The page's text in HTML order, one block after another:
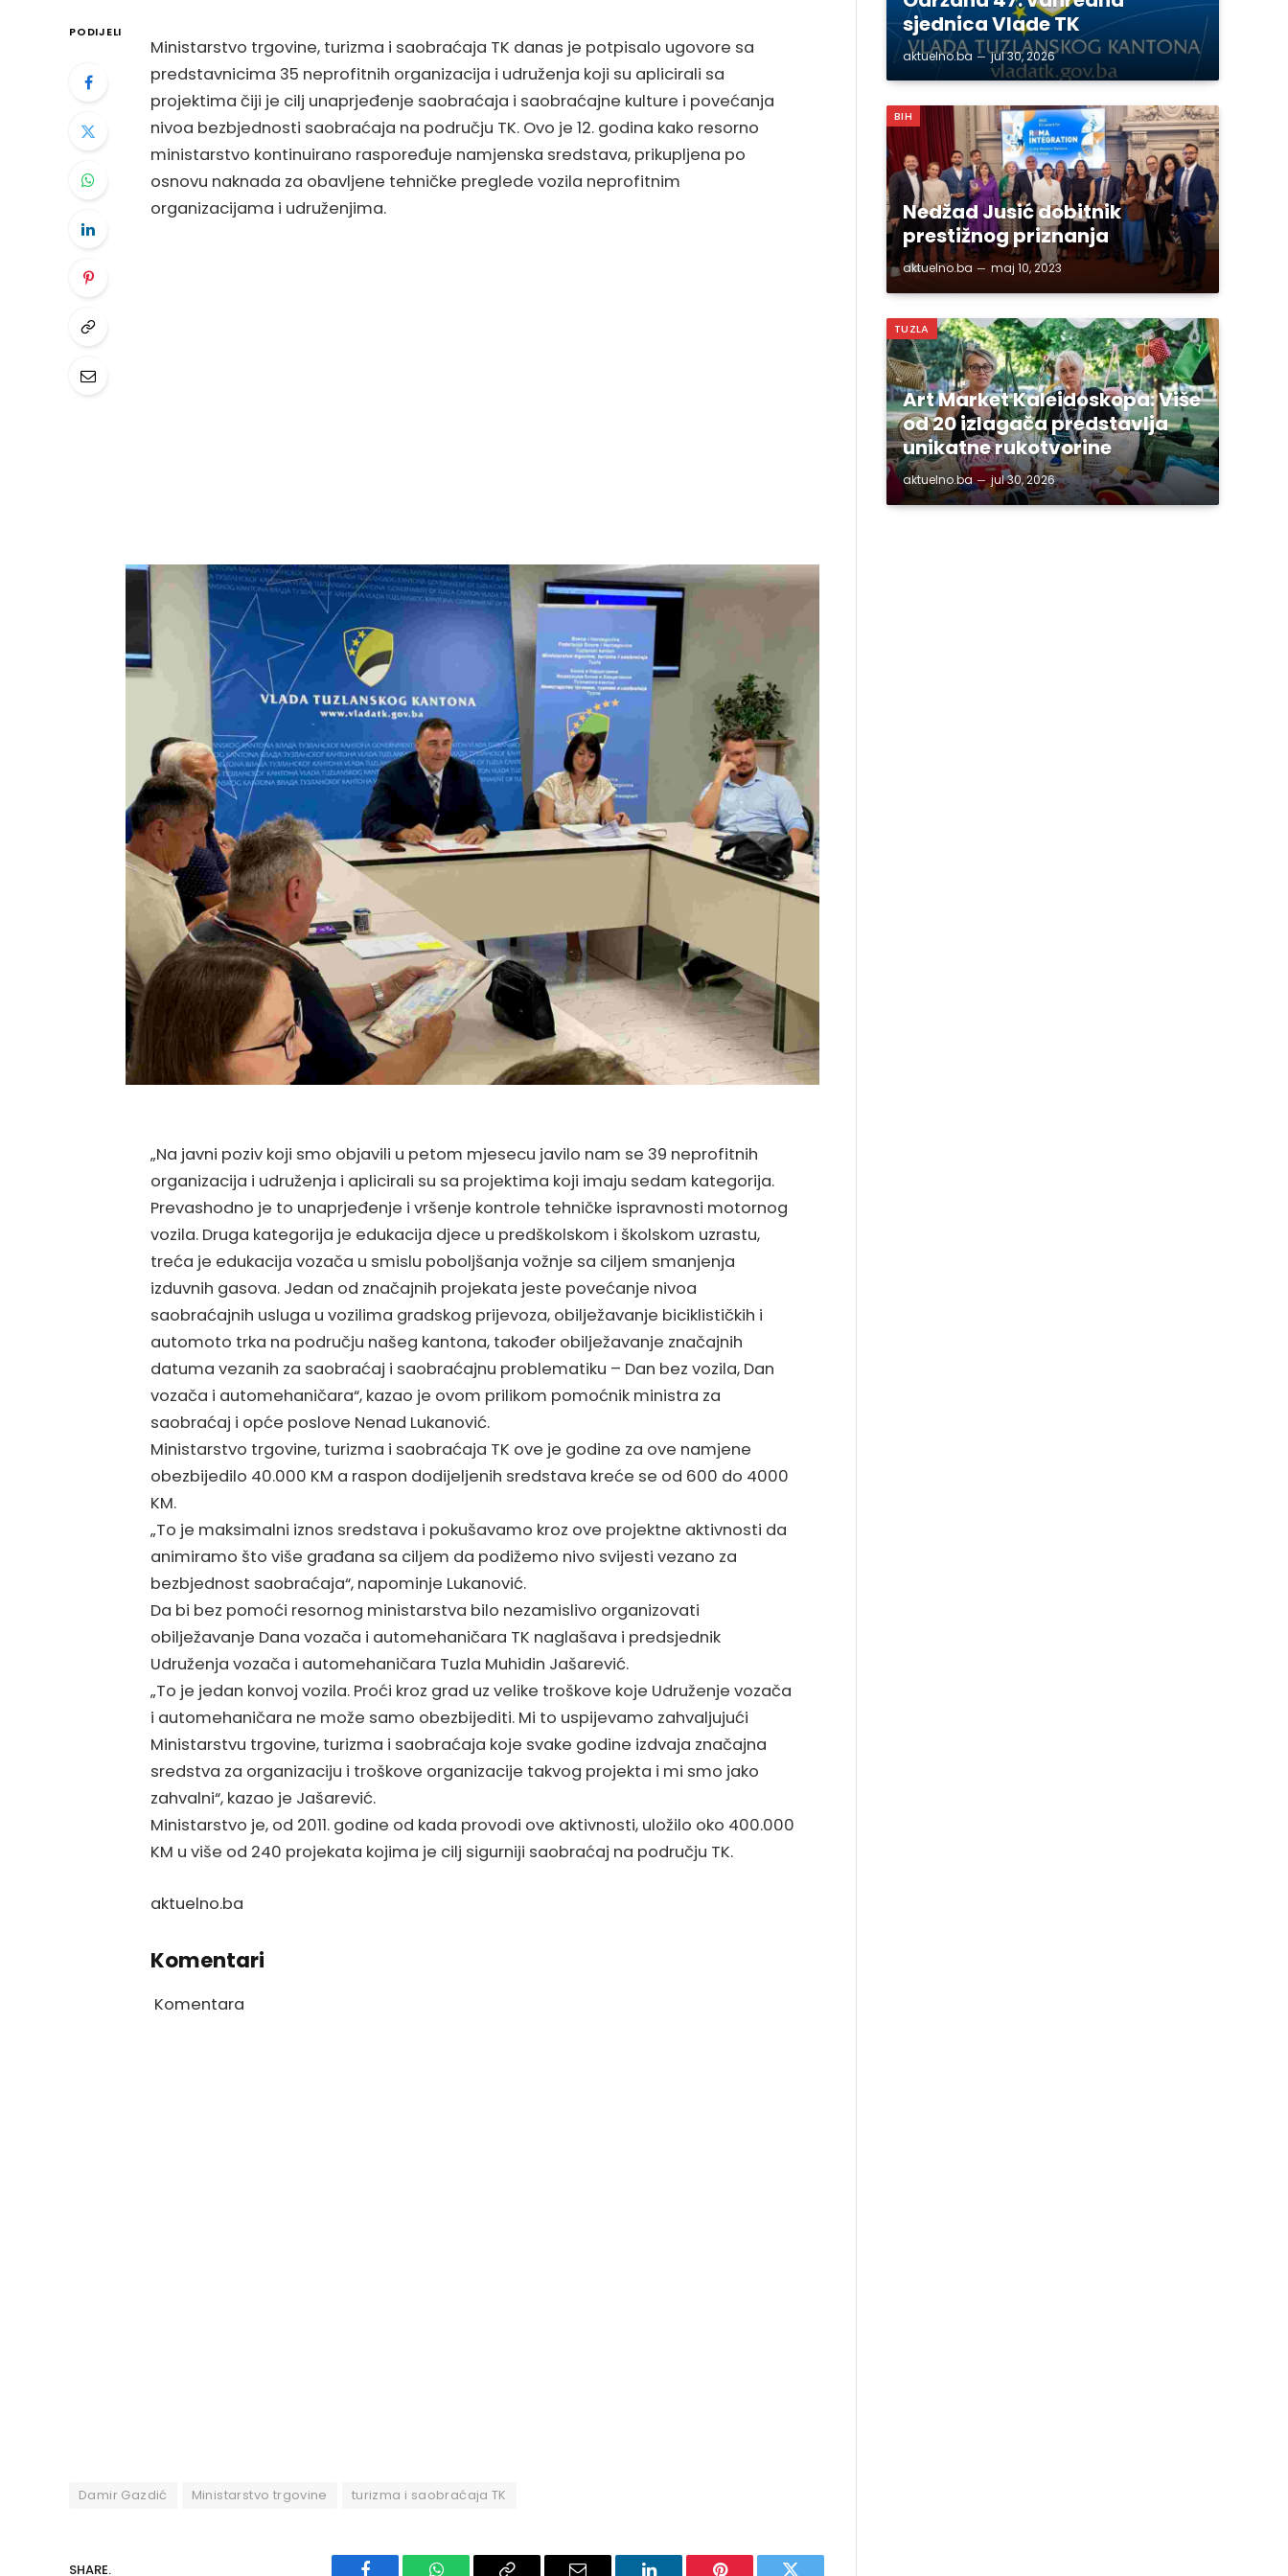
PODIJELI
Ministarstvo trgovine, turizma i saobraćaja TK danas je potpisalo ugovore sa
predstavnicima 35 neprofitnih organizacija i udruženja koji su aplicirali sa
projektima čiji je cilj unaprjeđenje saobraćaja i saobraćajne kulture i povećanja
nivoa bezbjednosti saobraćaja na području TK. Ovo je 12. godina kako resorno
ministarstvo kontinuirano raspoređuje namjenska sredstava, prikupljena po
osnovu naknada za obavljene tehničke preglede vozila neprofitnim
organizacijama i udruženjima.
„Na javni poziv koji smo objavili u petom mjesecu javilo nam se 39 neprofitnih
organizacija i udruženja i aplicirali su sa projektima koji imaju sedam kategorija.
Prevashodno je to unaprjeđenje i vršenje kontrole tehničke ispravnosti motornog
vozila. Druga kategorija je edukacija djece u predškolskom i školskom uzrastu,
treća je edukacija vozača u smislu poboljšanja vožnje sa ciljem smanjenja
izduvnih gasova. Jedan od značajnih projekata jeste povećanje nivoa
saobraćajnih usluga u vozilima gradskog prijevoza, obilježavanje biciklističkih i
automoto trka na području našeg kantona, također obilježavanje značajnih
datuma vezanih za saobraćaj i saobraćajnu problematiku – Dan bez vozila, Dan
vozača i automehaničara“, kazao je ovom prilikom pomoćnik ministra za
saobraćaj i opće poslove Nenad Lukanović.
Ministarstvo trgovine, turizma i saobraćaja TK ove je godine za ove namjene
obezbijedilo 40.000 KM a raspon dodijeljenih sredstava kreće se od 600 do 4000
KM.
„To je maksimalni iznos sredstava i pokušavamo kroz ove projektne aktivnosti da
animiramo što više građana sa ciljem da podižemo nivo svijesti vezano za
bezbjednost saobraćaja“, napominje Lukanović.
Da bi bez pomoći resornog ministarstva bilo nezamislivo organizovati
obilježavanje Dana vozača i automehaničara TK naglašava i predsjednik
Udruženja vozača i automehaničara Tuzla Muhidin Jašarević.
„To je jedan konvoj vozila. Proći kroz grad uz velike troškove koje Udruženje vozača
i automehaničara ne može samo obezbijediti. Mi to uspijevamo zahvaljujući
Ministarstvu trgovine, turizma i saobraćaja koje svake godine izdvaja značajna
sredstva za organizaciju i troškove organizacije takvog projekta i mi smo jako
zahvalni“, kazao je Jašarević.
Ministarstvo je, od 2011. godine od kada provodi ove aktivnosti, uložilo oko 400.000
KM u više od 240 projekata kojima je cilj sigurniji saobraćaj na području TK.
aktuelno.ba
Komentari
Komentara
Damir Gazdić Ministarstvo trgovine turizma i saobraćaja TK
SHARE.
sjednica Vlade TK
aktuelno.ba jul 30, 2026
BIH
Nedžad Jusić dobitnik
prestižnog priznanja
aktuelno.ba maj 10, 2023
TUZLA
Art Market Kaleidoskopa: Više
od 20 izlagača predstavlja
unikatne rukotvorine
aktuelno.ba jul 30, 2026